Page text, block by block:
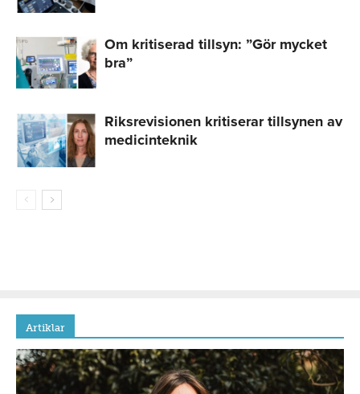
Om kritiserad tillsyn: ”Gör mycket
bra”
Riksrevisionen kritiserar tillsynen av
medicinteknik
Artiklar